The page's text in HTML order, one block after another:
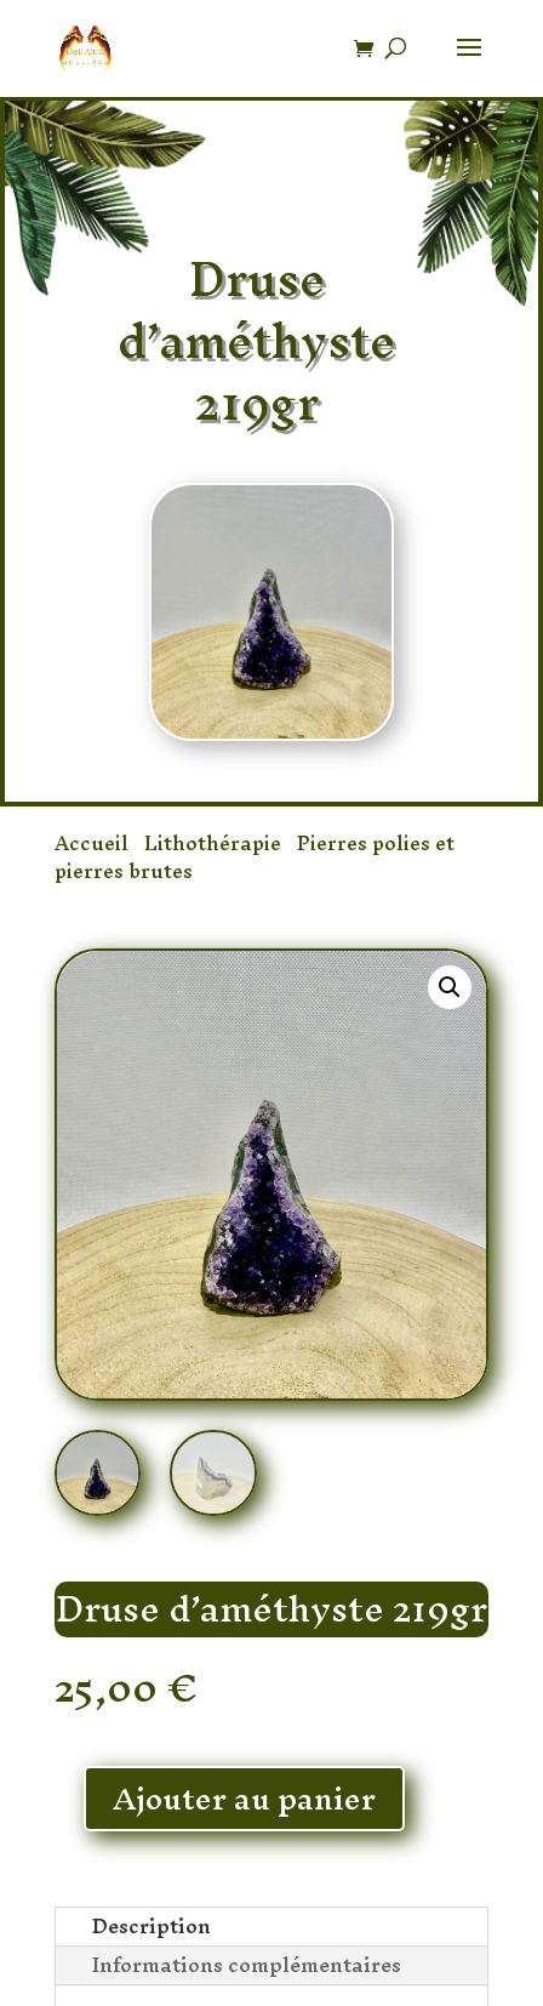
produits
Druse
d’améthyste
219gr
Accueil Lithothérapie Pierres polies et
pierres brutes
Druse d’améthyste 219gr
25,00€
En stock
quantité
Druse
d'améthyste
219gr
Ajouter au panier
Description
Informations complémentaires